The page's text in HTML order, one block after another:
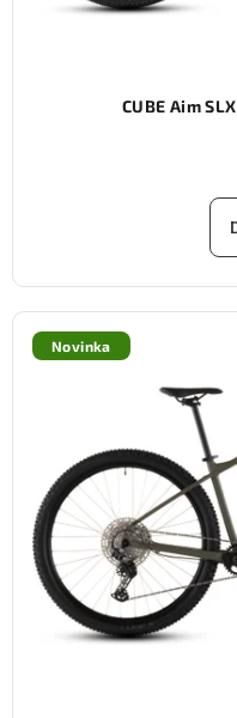
CUBE Aim
Novinka